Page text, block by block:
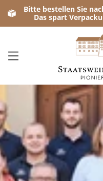
Bitte bestellen Sie
Das spart